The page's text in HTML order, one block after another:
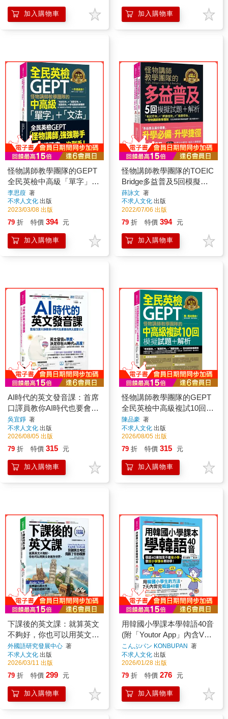
加入購物車 加入購物車
怪物講師教學團隊的GEPT
全民英檢中高級「單字」＋
「文法」(附文法教學影片
＋「Youtor App」內含VRP
虛擬點讀筆)
李思葭 著
不求人文化 出版
2023/03/08 出版
79 折 特價 394 元
加入購物車
怪物講師教學團隊的TOEIC
Bridge多益普及5回模擬試
題＋解析(2書＋「Youtor
App」內含VRP虛擬點讀筆
＋防水書套)
薛詠文 著
不求人文化 出版
2022/07/06 出版
79 折 特價 394 元
加入購物車
AI時代的英文發音課：首席
口譯員教你AI時代也要會的
英文發音公式(附1CD+發音
影片+「Youtor App」內含
VRP虛擬點讀筆)
吳宜錚 著
不求人文化 出版
2026/08/05 出版
79 折 特價 315 元
加入購物車
怪物講師教學團隊的GEPT
全民英檢中高級複試10回模
擬試題+解析(附1試題本+
「Youtor App」內含VRP虛
擬點讀筆)
陳品豪 著
不求人文化 出版
2026/08/05 出版
79 折 特價 315 元
加入購物車
下課後的英文課：就算英文
不夠好，你也可以用英文走
進全世界。(附「Youtor
App」內含VRP虛擬點讀筆)
外國語研究發展中心 著
不求人文化 出版
2026/03/11 出版
79 折 特價 299 元
加入購物車
用韓國小學課本學韓語40音
(附「Youtor App」內含VRP
虛擬點讀筆)
こんぶパン KONBUPAN 著
不求人文化 出版
2026/01/28 出版
79 折 特價 276 元
加入購物車